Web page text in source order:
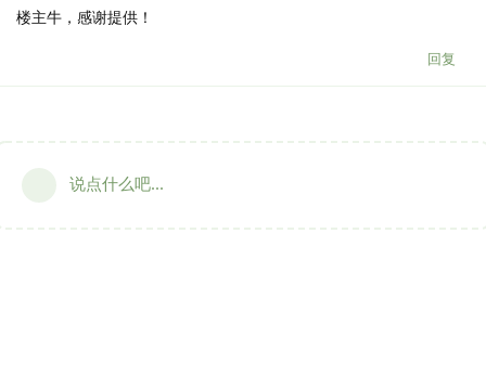
楼主牛，感谢提供！
回复
说点什么吧...